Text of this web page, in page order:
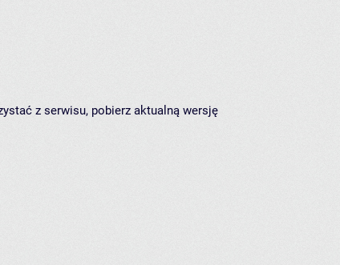
z serwisu, pobierz aktualną wersję